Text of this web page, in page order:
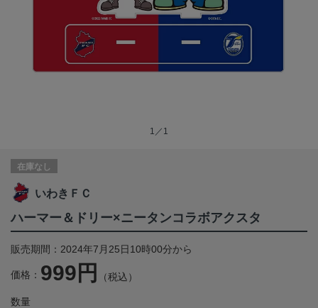
1／1
在庫なし
いわきＦＣ
ハーマー＆ドリー×ニータンコラボアクスタ
販売期間：2024年7月25日10時00分から
価格： 999円 （税込）
数量